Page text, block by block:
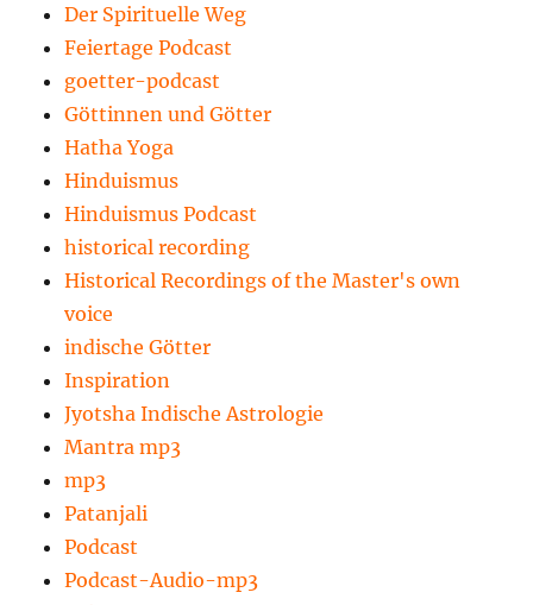
Der Spirituelle Weg
Feiertage Podcast
goetter-podcast
Göttinnen und Götter
Hatha Yoga
Hinduismus
Hinduismus Podcast
historical recording
Historical Recordings of the Master's own
voice
indische Götter
Inspiration
Jyotsha Indische Astrologie
Mantra mp3
mp3
Patanjali
Podcast
Podcast-Audio-mp3